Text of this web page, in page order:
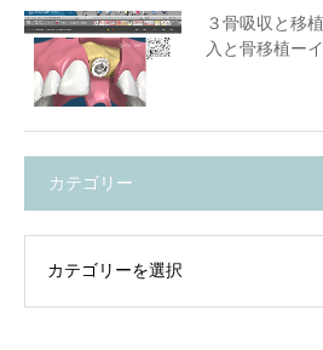
３骨吸収と移
入と骨移植ー
カテゴリー